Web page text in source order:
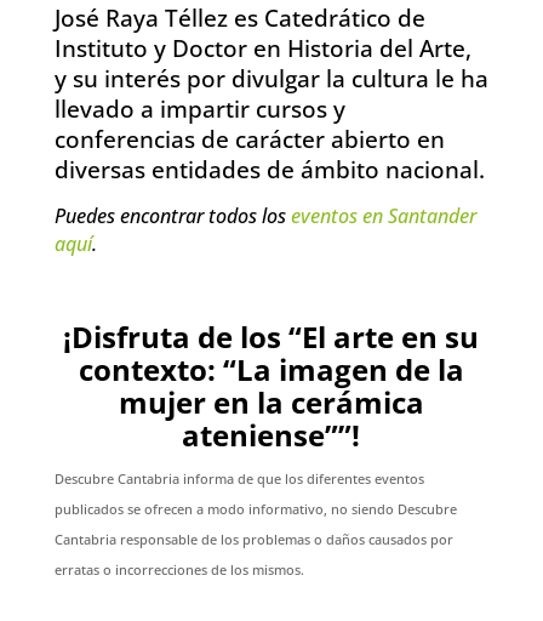
José Raya Téllez es Catedrático de
Instituto y Doctor en Historia del Arte,
y su interés por divulgar la cultura le ha
llevado a impartir cursos y
conferencias de carácter abierto en
diversas entidades de ámbito nacional.
Puedes encontrar todos loseventos en Santander
aquí.
¡Disfruta de los “El arte en su
contexto: “La imagen de la
mujer en la cerámica
ateniense””!
Descubre Cantabria informa de que los diferentes eventos
publicados se ofrecen a modo informativo, no siendo Descubre
Cantabria responsable de los problemas o daños causados por
erratas o incorrecciones de los mismos.